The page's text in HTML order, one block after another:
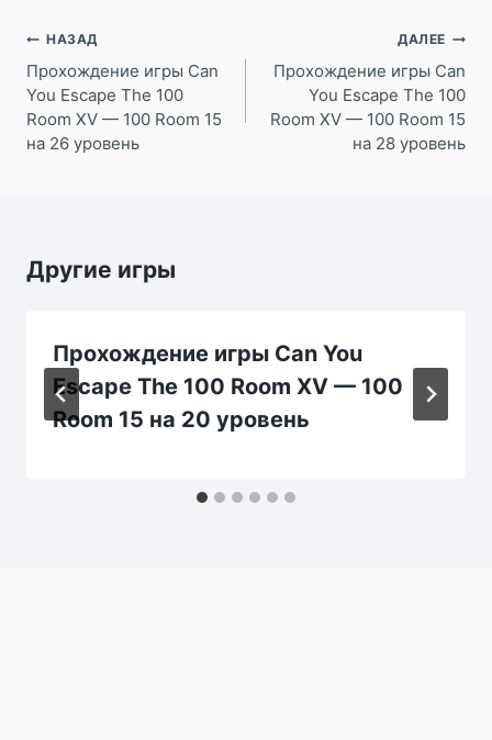
Навигация
по
записям
НАЗАД
Прохождение игры Can
You Escape The 100
Room XV — 100 Room 15
на 26 уровень
ДАЛЕЕ
Прохождение игры Can
You Escape The 100
Room XV — 100 Room 15
на 28 уровень
Другие игры
Прохождение игры Can You
Escape The 100 Room XV — 100
Room 15 на 20 уровень